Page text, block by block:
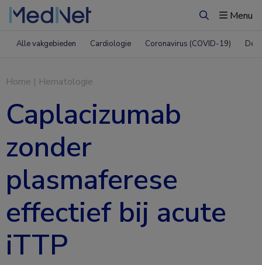
ZoekenMenu
Alle vakgebieden Cardiologie Coronavirus (COVID-19)
Home | Hematologie
Caplacizumab
zonder
plasmaferese
effectief bij acute
iTTP